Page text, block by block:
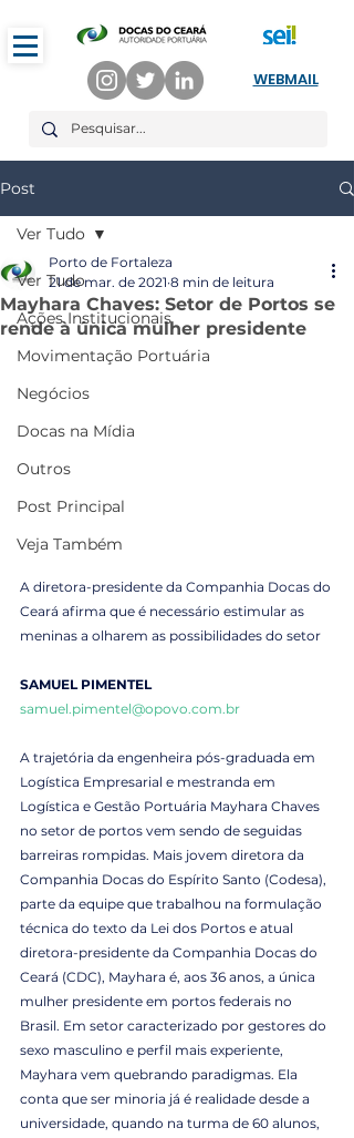
WEBMAIL
Post
Ver Tudo
Ações Institucionais
Movimentação Portuária
Negócios
Docas na Mídia
Outros
Post Principal
Veja Também
Ver Tudo
Mayhara Chaves: Setor de Portos se
rende à única mulher presidente
Porto de Fortaleza
21 de mar. de 2021 8 min de leitura
A diretora-presidente da Companhia Docas do
Ceará afirma que é necessário estimular as
meninas a olharem as possibilidades do setor
SAMUEL PIMENTEL
samuel.pimentel@opovo.com.br
A trajetória da engenheira pós-graduada em
Logística Empresarial e mestranda em
Logística e Gestão Portuária Mayhara Chaves
no setor de portos vem sendo de seguidas
barreiras rompidas. Mais jovem diretora da
Companhia Docas do Espírito Santo (Codesa),
parte da equipe que trabalhou na formulação
técnica do texto da Lei dos Portos e atual
diretora-presidente da Companhia Docas do
Ceará (CDC), Mayhara é, aos 36 anos, a única
mulher presidente em portos federais no
Brasil. Em setor caracterizado por gestores do
sexo masculino e perfil mais experiente,
Mayhara vem quebrando paradigmas. Ela
conta que ser minoria já é realidade desde a
universidade, quando na turma de 60 alunos,